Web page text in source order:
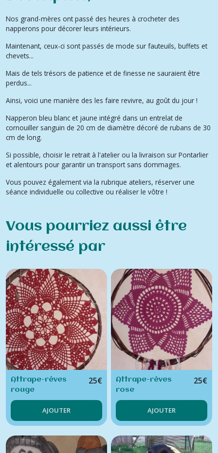
Nos grand-mères ont passé des heures à crocheter des
napperons pour décorer leurs intérieurs.
Maintenant, ceux-ci sont passés de mode sur fauteuils, buffets et
chevets...
Mais de tels trésors de patience et de finesse ne sauraient être
perdus...
Ainsi, voici une manière des les faire revivre, au goût du jour !
Napperon bleu blanc et jaune intégré dans un entrelat de
cornouiller sanguin de 20 cm de diamètre décoré de rubans de 30
cm de long.
Si possible, choisir le retrait à l'atelier ou la livraison sur Pontarlier
et alentours pour garantir un transport sans dommages.
Vous pouvez également via la rubrique ateliers, réserver une
séance individuelle ou collective ou réaliser le vôtre !
Vous pourriez aussi être
intéressé par
Attrape-rêves
rouge
25€
AJOUTER
Attrape-rêves
rose
25€
AJOUTER